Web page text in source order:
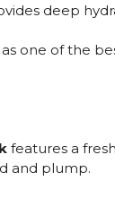
deep
as one of the
features a
and plump.